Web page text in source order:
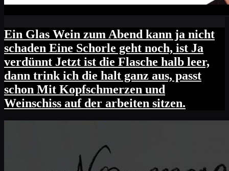
Ein Glas Wein zum Abend kann ja nicht
schaden Eine Schorle geht noch, ist Ja
verdünnt Jetzt ist die Flasche halb leer,
dann trink ich die halt ganz aus, passt
schon Mit Kopfschmerzen und
Weinschiss auf der arbeiten sitzen.